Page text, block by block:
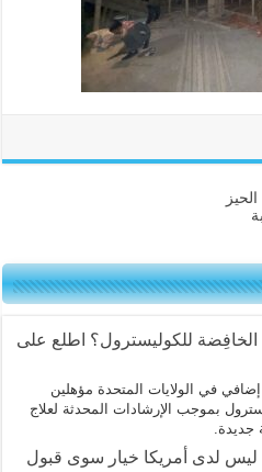
الخافِضة للكوليسترول؟ اطلع على
بالغ إضافي في الولايات المتحدة مؤهلين
بموجب الإرشادات المحدثة لعلاج
جديدة.
ليس لدى أمريكا خيار سوى قبول